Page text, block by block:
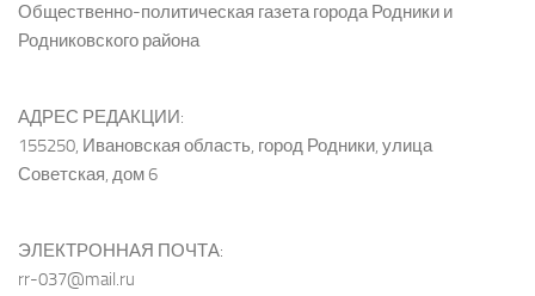
Общественно-политическая газета города Родники и
Родниковского района
АДРЕС РЕДАКЦИИ:
155250, Ивановская область, город Родники, улица
Советская, дом 6
ЭЛЕКТРОННАЯ ПОЧТА:
rr-037@mail.ru